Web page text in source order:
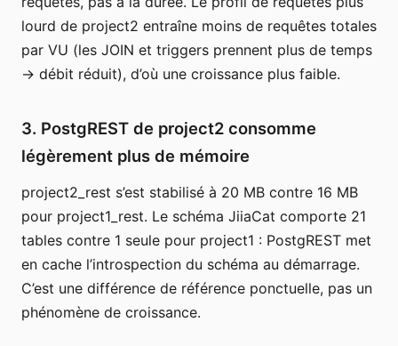
lourd de project2 entraîne moins de requêtes totales
par VU (les JOIN et triggers prennent plus de temps
→ débit réduit), d’où une croissance plus faible.
3. PostgREST de project2 consomme
légèrement plus de mémoire
project2_rest s’est stabilisé à 20 MB contre 16 MB
pour project1_rest. Le schéma JiiaCat comporte 21
tables contre 1 seule pour project1 : PostgREST met
en cache l’introspection du schéma au démarrage.
C’est une différence de référence ponctuelle, pas un
phénomène de croissance.